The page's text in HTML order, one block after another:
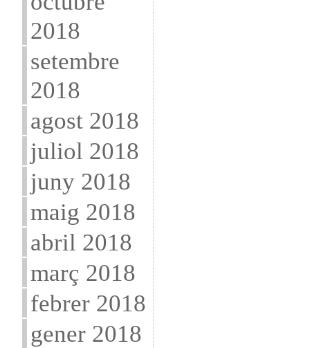
2018
setembre
2018
agost 2018
juliol 2018
juny 2018
maig 2018
abril 2018
març 2018
febrer 2018
gener 2018